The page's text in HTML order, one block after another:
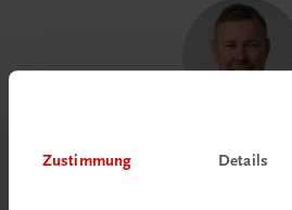
Zustimmung Details
In Hotellerie und